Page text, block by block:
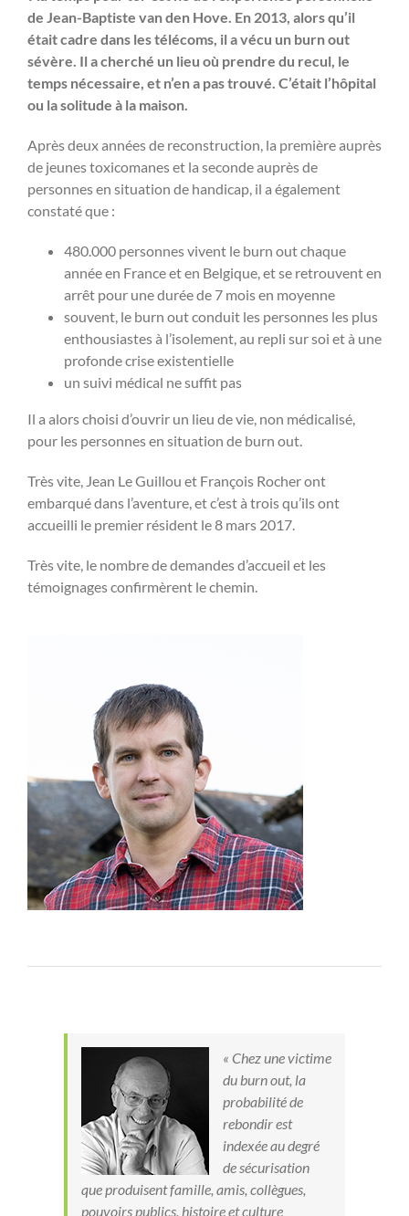
de Jean-Baptiste van den Hove. En 2013, alors qu’il
était cadre dans les télécoms, il a vécu un burn out
sévère. Il a cherché un lieu où prendre du recul, le
temps nécessaire, et n’en a pas trouvé. C’était l’hôpital
ou la solitude à la maison.
Après deux années de reconstruction, la première auprès
de jeunes toxicomanes et la seconde auprès de
personnes en situation de handicap, il a également
constaté que :
480.000 personnes vivent le burn out chaque
année en France et en Belgique, et se retrouvent en
arrêt pour une durée de 7 mois en moyenne
souvent, le burn out conduit les personnes les plus
enthousiastes à l’isolement, au repli sur soi et à une
profonde crise existentielle
un suivi médical ne suffit pas
Il a alors choisi d’ouvrir un lieu de vie, non médicalisé,
pour les personnes en situation de burn out.
Très vite, Jean Le Guillou et François Rocher ont
embarqué dans l’aventure, et c’est à trois qu’ils ont
accueilli le premier résident le 8 mars 2017.
Très vite, le nombre de demandes d’accueil et les
témoignages confirmèrent le chemin.
« Chez une victime
du burn out, la
probabilité de
rebondir est
indexée au degré
de sécurisation
que produisent famille, amis, collègues,
pouvoirs publics, histoire et culture